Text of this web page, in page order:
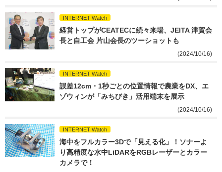
INTERNET Watch
経営トップがCEATECに続々来場、JEITA 津賀会
長と自工会 片山会長のツーショットも
(2024/10/16)
INTERNET Watch
誤差12cm・1秒ごとの位置情報で農業をDX、エ
ゾウィンが「みちびき」活用端末を展示
(2024/10/16)
INTERNET Watch
海中をフルカラー3Dで「見える化」！ソナーよ
り高精度な水中LiDARをRGBレーザーとカラー
カメラで！